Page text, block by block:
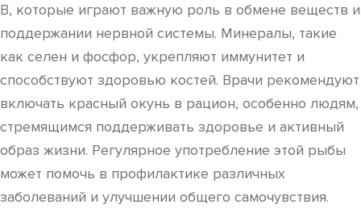
B, которые играют важную роль в обмене веществ и
поддержании нервной системы. Минералы, такие
как селен и фосфор, укрепляют иммунитет и
способствуют здоровью костей. Врачи рекомендуют
включать красный окунь в рацион, особенно людям,
стремящимся поддерживать здоровье и активный
образ жизни. Регулярное употребление этой рыбы
может помочь в профилактике различных
заболеваний и улучшении общего самочувствия.